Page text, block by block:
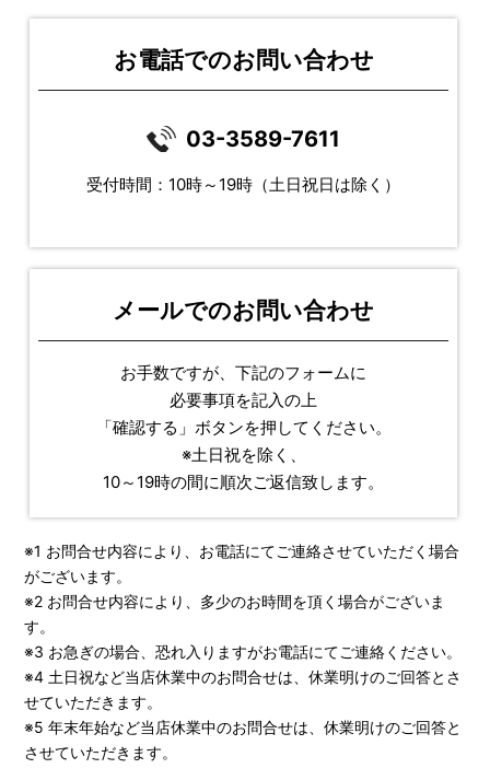
お電話でのお問い合わせ
03-3589-7611
受付時間：10時～19時（土日祝日は除く）
メールでのお問い合わせ
お手数ですが、下記のフォームに
必要事項を記入の上
「確認する」ボタンを押してください。
※土日祝を除く、
10～19時の間に順次ご返信致します。
※1 お問合せ内容により、お電話にてご連絡させていただく場合
がございます。
※2 お問合せ内容により、多少のお時間を頂く場合がございま
す。
※3 お急ぎの場合、恐れ入りますがお電話にてご連絡ください。
※4 土日祝など当店休業中のお問合せは、休業明けのご回答とさ
せていただきます。
※5 年末年始など当店休業中のお問合せは、休業明けのご回答と
させていただきます。